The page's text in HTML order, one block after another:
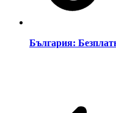
България: